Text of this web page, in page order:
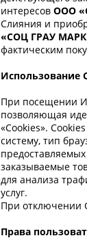
интересов ООО
Слияния и
«СОЦ ГРАУ
фактическим
Использование
При посещении
позволяющая
«Cookies».
систему, тип
заказываемые
для анализа
услуг.
При отключении
Права